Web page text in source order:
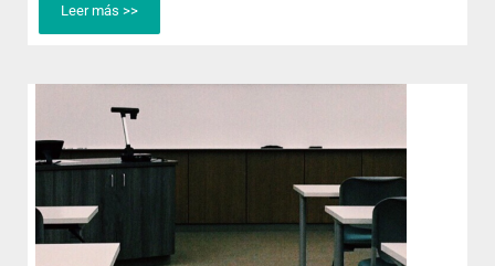
Leer más >>